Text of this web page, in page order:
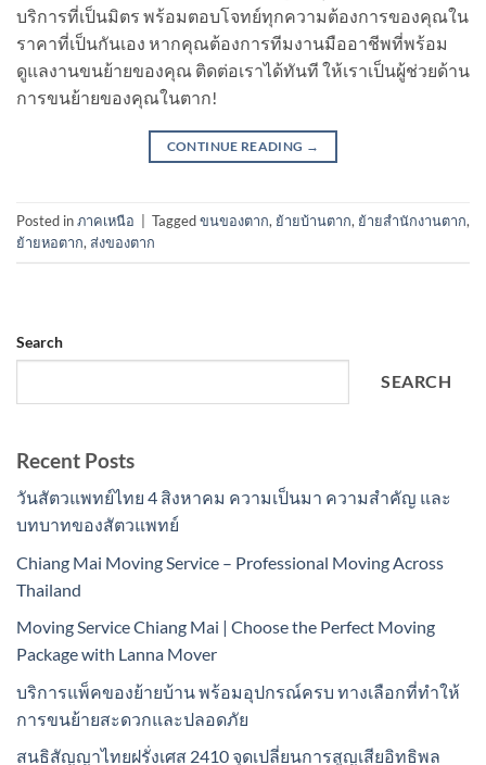
บริการที่เป็นมิตร พร้อมตอบโจทย์ทุกความต้องการของคุณใน
ราคาที่เป็นกันเอง หากคุณต้องการทีมงานมืออาชีพที่พร้อม
ดูแลงานขนย้ายของคุณ ติดต่อเราได้ทันที ให้เราเป็นผู้ช่วยด้าน
การขนย้ายของคุณในตาก!
CONTINUE READING →
Posted inภาคเหนือ Taggedขนของตาก, ย้ายบ้านตาก, ย้ายสำนักงานตาก,
ย้ายหอตาก, ส่งของตาก
Search
SEARCH
Recent Posts
วันสัตวแพทย์ไทย 4 สิงหาคม ความเป็นมา ความสำคัญ และ
บทบาทของสัตวแพทย์
Chiang Mai Moving Service – Professional Moving Across
Thailand
Moving Service Chiang Mai | Choose the Perfect Moving
Package with Lanna Mover
บริการแพ็คของย้ายบ้าน พร้อมอุปกรณ์ครบ ทางเลือกที่ทำให้
การขนย้ายสะดวกและปลอดภัย
สนธิสัญญาไทยฝรั่งเศส 2410 จุดเปลี่ยนการสูญเสียอิทธิพล